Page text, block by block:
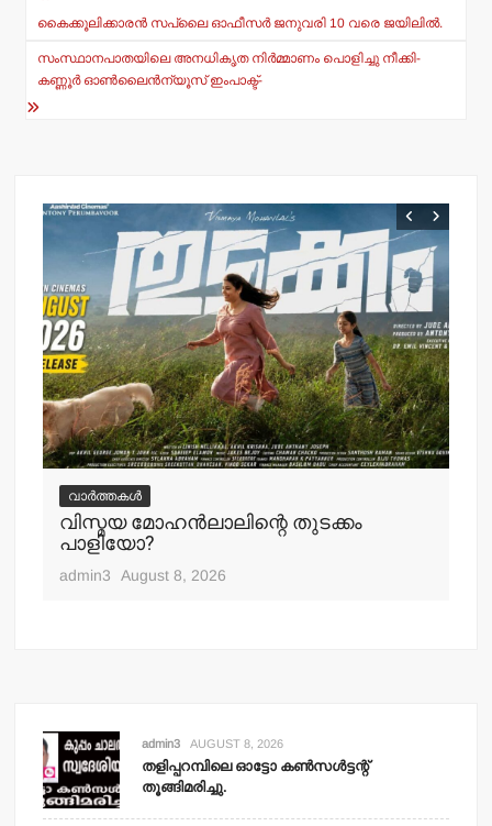
p
p
o
o
navigation
കൈക്കൂലിക്കാരന്‍ സപ്ലൈ ഓഫീസര്‍ ജനുവരി 10 വരെ ജയിലില്‍.
സംസ്ഥാനപാതയിലെ അനധികൃത നിര്‍മ്മാണം പൊളിച്ചു നീക്കി-
കണ്ണൂര്‍ ഓണ്‍ലൈന്‍ന്യൂസ് ഇംപാക്ട്-
വാർത്തകൾ
വിസ്മയ മോഹന്‍ലാലിന്റെ തുടക്കം
പാളിയോ?
admin3 August 8, 2026
admin3 AUGUST 8, 2026
തളിപ്പറമ്പിലെ ഓട്ടോ കണ്‍സള്‍ട്ടന്റ്
തൂങ്ങിമരിച്ചു.